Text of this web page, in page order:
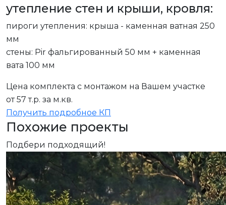
утепление стен и крыши, кровля:
пироги утепления: крыша - каменная ватная 250
мм
стены: Pir фальгированный 50 мм + каменная
вата 100 мм
Цена комплекта с монтажом на Вашем участке
от 57 т.р. за м.кв.
Получить подробное КП
Похожие проекты
Подбери подходящий!